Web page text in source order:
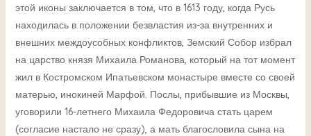
этой иконы заключается в том, что в 1613 году, когда Русь
находилась в положении безвластия из-за внутренних и
внешних междоусобных конфликтов, Земский Собор избрал
на царство князя Михаила Романова, который на тот момент
жил в Костромском Ипатьевском монастыре вместе со своей
матерью, инокиней Марфой. Послы, прибывшие из Москвы,
уговорили 16-летнего Михаила Федоровича стать царем
(согласие настало не сразу), а мать благословила сына на